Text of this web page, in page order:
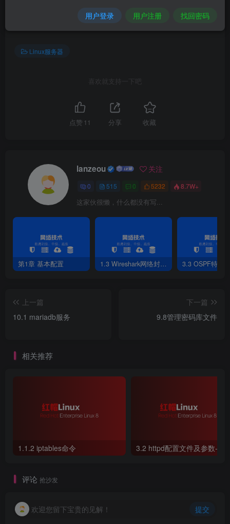
THE END
Linux服务器
喜欢就支持一下吧
点赞 11 分享 收藏
lanzeou 关注
0 515 0 5232 8.7W+
这家伙很懒，什么都没有写...
第1章 基本配置 1.3 Wireshark网络封包分析软件 3.3 OSPF特性
上一篇
10.1 mariadb服务
下一篇
9.8管理密码库文件
相关推荐
1.1.2 iptables命令
评论 抢沙发
欢迎您留下宝贵的见解！ 提交
用户登录 用户注册 找回密码